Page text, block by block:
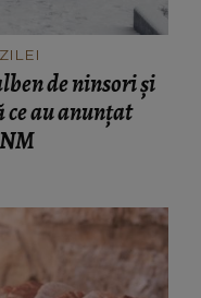
de ninsori și
au anunțat